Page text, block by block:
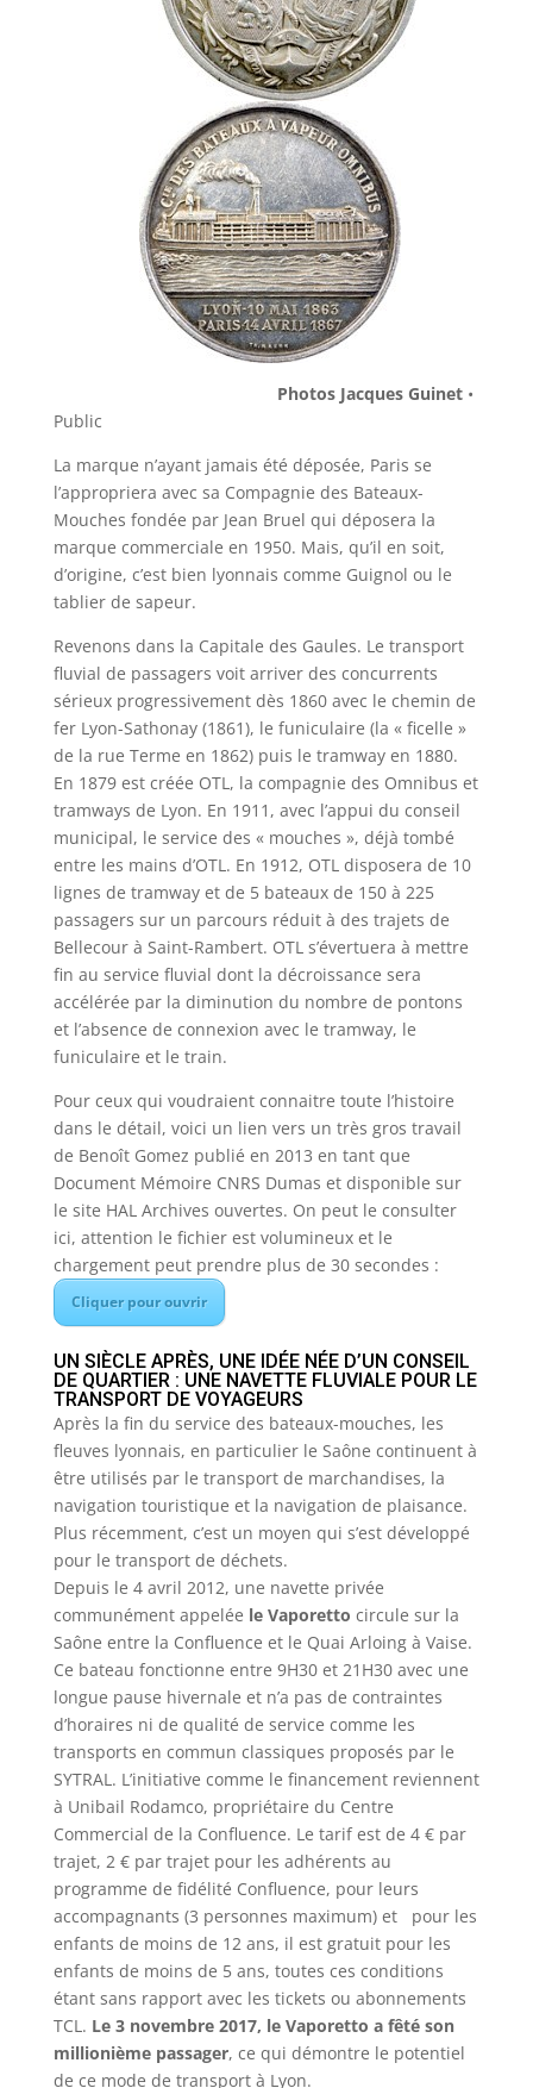
Photos Jacques Guinet•
Public
La marque n’ayant jamais été déposée, Paris se
l’appropriera avec sa Compagnie des Bateaux-
Mouches fondée par Jean Bruel qui déposera la
marque commerciale en 1950. Mais, qu’il en soit,
d’origine, c’est bien lyonnais comme Guignol ou le
tablier de sapeur.
Revenons dans la Capitale des Gaules. Le transport
fluvial de passagers voit arriver des concurrents
sérieux progressivement dès 1860 avec le chemin de
fer Lyon-Sathonay (1861), le funiculaire (la « ficelle »
de la rue Terme en 1862) puis le tramway en 1880.
En 1879 est créée OTL, la compagnie des Omnibus et
tramways de Lyon. En 1911, avec l’appui du conseil
municipal, le service des « mouches », déjà tombé
entre les mains d’OTL. En 1912, OTL disposera de 10
lignes de tramway et de 5 bateaux de 150 à 225
passagers sur un parcours réduit à des trajets de
Bellecour à Saint-Rambert. OTL s’évertuera à mettre
fin au service fluvial dont la décroissance sera
accélérée par la diminution du nombre de pontons
et l’absence de connexion avec le tramway, le
funiculaire et le train.
Pour ceux qui voudraient connaitre toute l’histoire
dans le détail, voici un lien vers un très gros travail
de Benoît Gomez publié en 2013 en tant que
Document Mémoire CNRS Dumas et disponible sur
le site HAL Archives ouvertes. On peut le consulter
ici, attention le fichier est volumineux et le
chargement peut prendre plus de 30 secondes :
Cliquer pour ouvrir
UN SIÈCLE APRÈS, UNE IDÉE NÉE D’UN CONSEIL
DE QUARTIER : UNE NAVETTE FLUVIALE POUR LE
TRANSPORT DE VOYAGEURS
Après la fin du service des bateaux-mouches, les
fleuves lyonnais, en particulier le Saône continuent à
être utilisés par le transport de marchandises, la
navigation touristique et la navigation de plaisance.
Plus récemment, c’est un moyen qui s’est développé
pour le transport de déchets.
Depuis le 4 avril 2012, une navette privée
communément appelée le Vaporetto circule sur la
Saône entre la Confluence et le Quai Arloing à Vaise.
Ce bateau fonctionne entre 9H30 et 21H30 avec une
longue pause hivernale et n’a pas de contraintes
d’horaires ni de qualité de service comme les
transports en commun classiques proposés par le
SYTRAL. L’initiative comme le financement reviennent
à Unibail Rodamco, propriétaire du Centre
Commercial de la Confluence. Le tarif est de 4 € par
trajet, 2 € par trajet pour les adhérents au
programme de fidélité Confluence, pour leurs
accompagnants (3 personnes maximum) et pour les
enfants de moins de 12 ans, il est gratuit pour les
enfants de moins de 5 ans, toutes ces conditions
étant sans rapport avec les tickets ou abonnements
TCL. Le 3 novembre 2017, le Vaporetto a fêté son
millionième passager, ce qui démontre le potentiel
de ce mode de transport à Lyon.